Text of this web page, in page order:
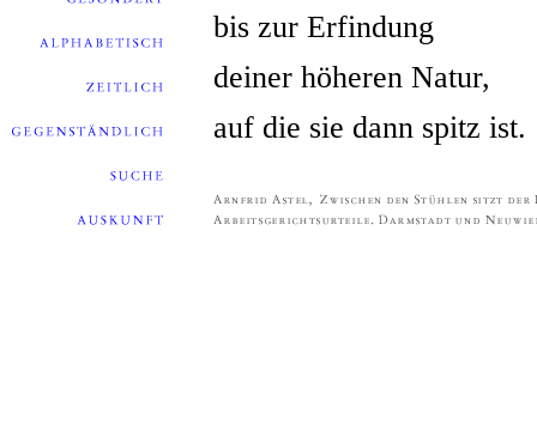
bis zur Erfindung
deiner höheren Natur,
auf die sie dann spitz ist.